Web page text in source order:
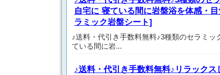
自宅に 寝ている間に岩盤浴を体感・
ラミック岩盤シート]
♪送料・代引き手数料無料♪3種類のセラミッ
ている間に岩...
♪送料・代引き手数料無料♪リラック